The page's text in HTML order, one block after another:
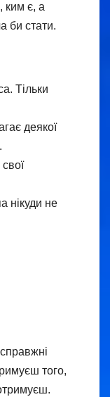
ким є, а
би стати.
Тільки
деякої
нікуди не
того,